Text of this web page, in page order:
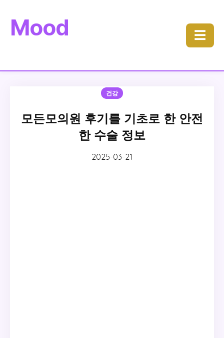
Mood ☰
건강
모든모의원 후기를 기초로 한 안전
한 수술 정보
2025-03-21